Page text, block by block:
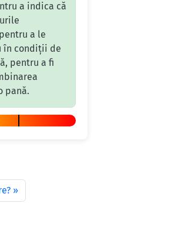
a indica că
a le
în condiții de
pentru a fi
pană.